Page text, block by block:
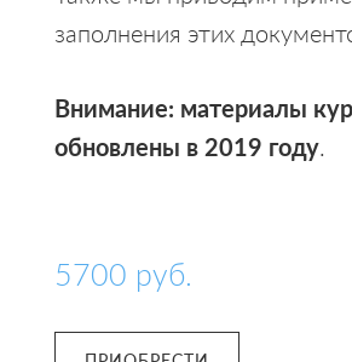
заполнения этих
Внимание: материалы
обновлены в 2019 году.
5700 руб.